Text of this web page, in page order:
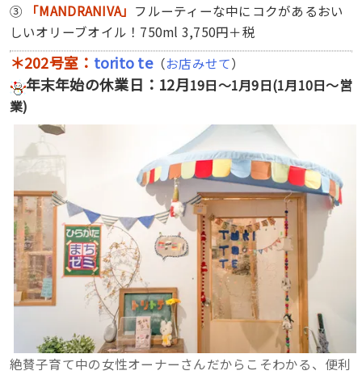
③
「MANDRANIVA」 フルーティーな中にコクがあるおい
しいオリーブオイル！750ml 3,750円＋税
＊202号室： torito te（お店みせて）
年末年始の休業日：12月19日～1月9日(1月10日～営
業)
絶賛子育て中の女性オーナーさんだからこそわかる、便利